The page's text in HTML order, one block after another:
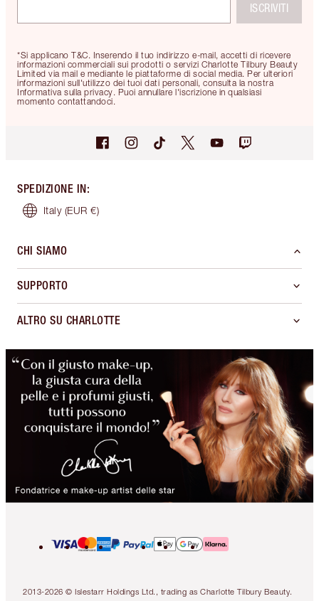
*Si applicano T&C. Inserendo il tuo indirizzo e-mail, accetti di ricevere
informazioni commerciali sui prodotti o servizi Charlotte Tilbury Beauty
Limited via mail e mediante le piattaforme di social media. Per ulteriori
informazioni sull'utilizzo dei tuoi dati personali, consulta la nostra
Informativa sulla privacy. Puoi annullare l'iscrizione in qualsiasi
momento contattandoci.
ISCRIVITI
SPEDIZIONE IN:
Italy (EUR €)
CHI SIAMO
SUPPORTO
ALTRO SU CHARLOTTE
2013-2026 © Islestarr Holdings Ltd., trading as Charlotte Tilbury Beauty.